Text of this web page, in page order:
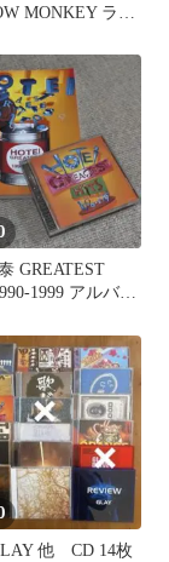
MONKEY ラル
GREATEST
1999 アルバ
他 CD 14枚